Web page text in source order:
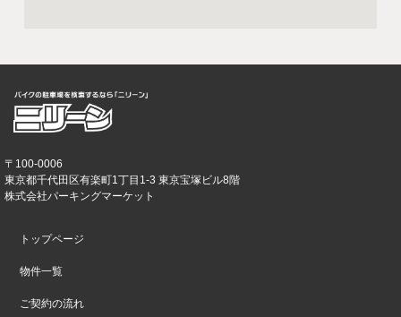
〒100-0006
東京都千代田区有楽町1丁目1-3 東京宝塚ビル8階
株式会社パーキングマーケット
トップページ
物件一覧
ご契約の流れ